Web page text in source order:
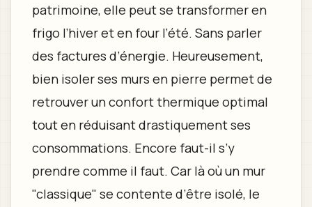
patrimoine, elle peut se transformer en
frigo l’hiver et en four l’été. Sans parler
des factures d’énergie. Heureusement,
bien isoler ses murs en pierre permet de
retrouver un confort thermique optimal
tout en réduisant drastiquement ses
consommations. Encore faut-il s’y
prendre comme il faut. Car là où un mur
"classique" se contente d’être isolé, le